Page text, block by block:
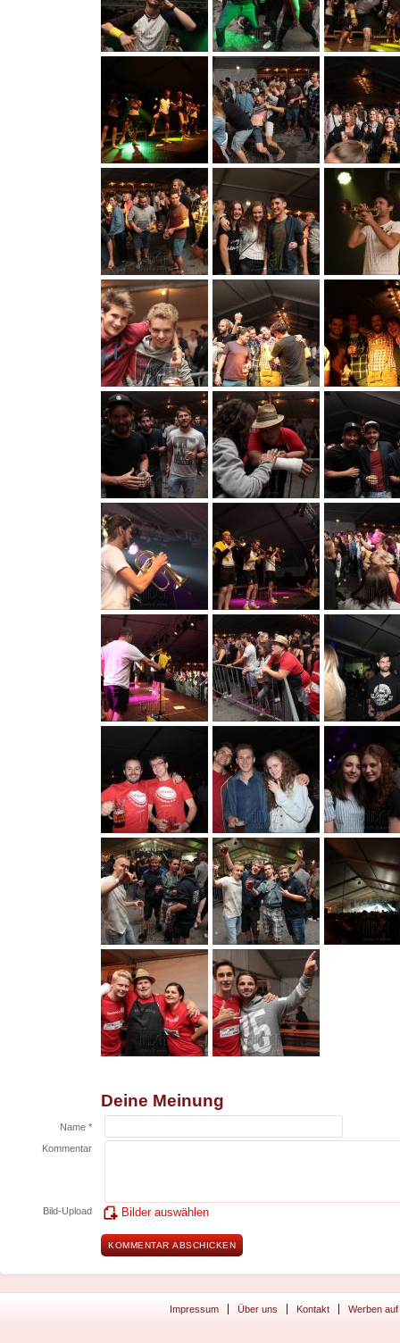
Deine Meinung
Name *
Kommentar
Bild-Upload Bilder auswählen
Impressum Über uns Kontakt Werben